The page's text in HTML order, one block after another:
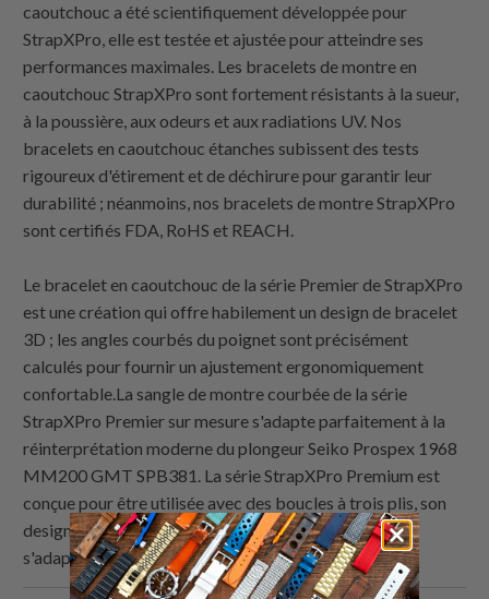
caoutchouc a été scientifiquement développée pour
StrapXPro, elle est testée et ajustée pour atteindre ses
performances maximales. Les bracelets de montre en
caoutchouc StrapXPro sont fortement résistants à la sueur,
à la poussière, aux odeurs et aux radiations UV. Nos
bracelets en caoutchouc étanches subissent des tests
rigoureux d'étirement et de déchirure pour garantir leur
durabilité ; néanmoins, nos bracelets de montre StrapXPro
sont certifiés FDA, RoHS et REACH.
Le bracelet en caoutchouc de la série Premier de StrapXPro
est une création qui offre habilement un design de bracelet
3D ; les angles courbés du poignet sont précisément
calculés pour fournir un ajustement ergonomiquement
confortable.La sangle de montre courbée de la série
StrapXPro Premier sur mesure s'adapte parfaitement à la
réinterprétation moderne du plongeur Seiko Prospex 1968
MM200 GMT SPB381. La série StrapXPro Premium est
conçue pour être utilisée avec des boucles à trois plis, son
design ajustable peut facilement être modifié pour
s'adapter à toutes les tailles de poignet.